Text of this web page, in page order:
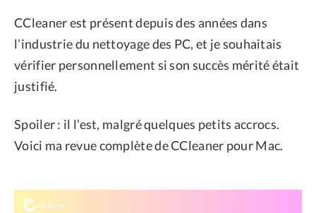
CCleaner est présent depuis des années dans
l’industrie du nettoyage des PC, et je souhaitais
vérifier personnellement si son succès mérité était
justifié.
Spoiler : il l’est, malgré quelques petits accrocs.
Voici ma revue complète de CCleaner pour Mac.